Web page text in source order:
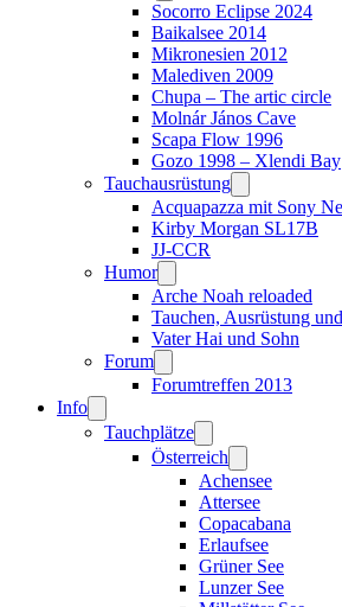
Socorro Eclipse 2024
Baikalsee 2014
Mikronesien 2012
Malediven 2009
Chupa – The artic circle
Molnár János Cave
Scapa Flow 1996
Gozo 1998 – Xlendi Bay
Tauchausrüstung
Acquapazza mit Sony
Kirby Morgan SL17B
JJ-CCR
Humor
Arche Noah reloaded
Tauchen, Ausrüstung
Vater Hai und Sohn
Forum
Forumtreffen 2013
Info
Tauchplätze
Österreich
Achensee
Attersee
Copacabana
Erlaufsee
Grüner See
Lunzer See